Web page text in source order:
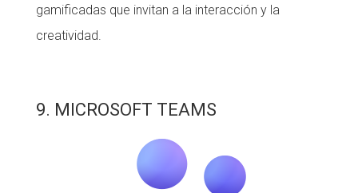
gamificadas que invitan a la interacción y la
creatividad.
9. MICROSOFT TEAMS